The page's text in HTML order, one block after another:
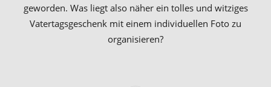
geworden. Was liegt also näher ein tolles und witziges
Vatertagsgeschenk mit einem individuellen Foto zu
organisieren?